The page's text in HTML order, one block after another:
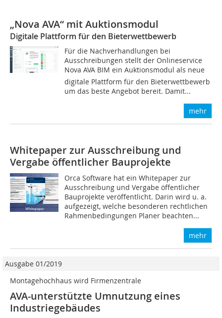
„Nova AVA“ mit Auktionsmodul
Digitale Plattform für den Bieterwettbewerb
Für die Nachverhandlungen bei
Ausschreibungen stellt der Onlineservice
Nova AVA BIM ein Auktionsmodul als neue
digitale Plattform für den Bieterwettbewerb
um das beste Angebot bereit. Damit...
mehr
Whitepaper zur Ausschreibung und
Vergabe öffentlicher Bauprojekte
Orca Software hat ein Whitepaper zur
Ausschreibung und Vergabe öffentlicher
Bauprojekte veröffentlicht. Darin wird u. a.
aufgezeigt, welche besonderen rechtlichen
Rahmenbedingungen Planer beachten...
mehr
Ausgabe 01/2019
Montagehochhaus wird Firmenzentrale
AVA-unterstützte Umnutzung eines
Industriegebäudes